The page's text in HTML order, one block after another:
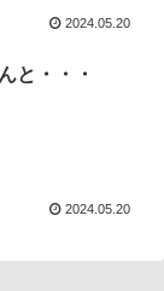
2024.05.20
と・・・
2024.05.20